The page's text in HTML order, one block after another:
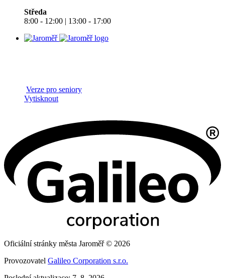
Středa
8:00 - 12:00 | 13:00 - 17:00
Verze pro seniory
Vytisknout
Oficiální stránky města Jaroměř © 2026
Provozovatel Galileo Corporation s.r.o.